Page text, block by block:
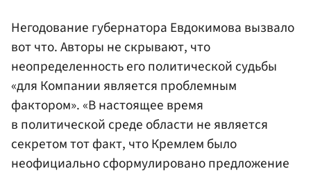
Негодование губернатора Евдокимова вызвало
вот что. Авторы не скрывают, что
неопределенность его политической судьбы
«для Компании является проблемным
фактором». «В настоящее время
в политической среде области не является
секретом тот факт, что Кремлем было
неофициально сформулировано предложение